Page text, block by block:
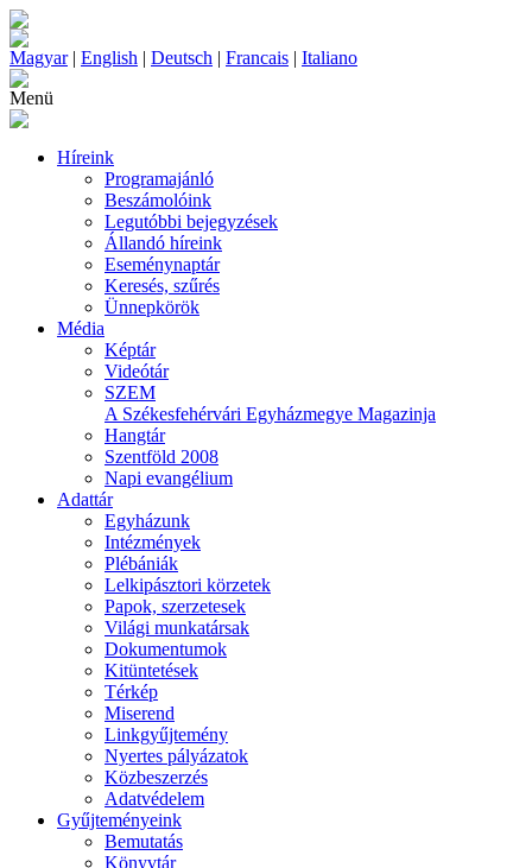
Magyar| English | Deutsch | Francais | Italiano
Menü
Híreink
Programajánló
Beszámolóink
Legutóbbi bejegyzések
Állandó híreink
Eseménynaptár
Keresés, szűrés
Ünnepkörök
Média
Képtár
Videótár
SZEM
A Székesfehérvári Egyházmegye Magazinja
Hangtár
Szentföld 2008
Napi evangélium
Adattár
Egyházunk
Intézmények
Plébániák
Lelkipásztori körzetek
Papok, szerzetesek
Világi munkatársak
Dokumentumok
Kitüntetések
Térkép
Miserend
Linkgyűjtemény
Nyertes pályázatok
Közbeszerzés
Adatvédelem
Gyűjteményeink
Bemutatás
Könyvtár